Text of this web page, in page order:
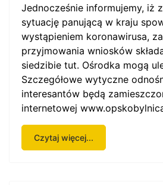
Jednocześnie informujemy, iż
sytuację panującą w kraju
wystąpieniem koronawirusa,
przyjmowania wniosków
siedzibie tut. Ośrodka mogą
Szczegółowe wytyczne
interesantów będą
internetowej
Czytaj więcej...